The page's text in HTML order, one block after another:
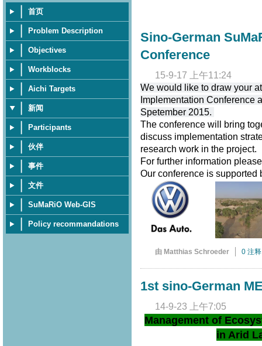
首页
Problem Description
Objectives
Workblocks
Aichi Targets
新闻
Participants
伙伴
事件
文件
SuMaRiO Web-GIS
Policy recommandations
Sino-German
Conference
15-9-17 上午11:24
We would like to draw your
Implementation Conference
Spetember 2015.
The conference will bring
discuss implementation
research work in the project.
For further information
Our conference is
由 Matthias Schroeder 0 注释
1st sino-German
14-9-23 上午7:05
Management of
in Arid